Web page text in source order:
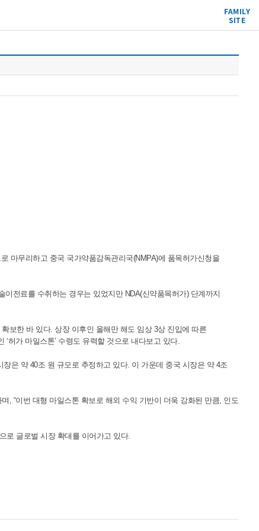
FAMILY
SITE
마무리하고 중국 국가약품감독관리국(NMPA)에 품목허가신청을
전료를 수취하는 경우는 있었지만 NDA(신약품목허가) 단계까지
보한 바 있다. 상장 이후인 올해만 해도 임상 3상 진입에 따른
허가 마일스톤’ 수령도 유력할 것으로 내다보고 있다.
은 약 40조 원 규모로 추정하고 있다. 이 가운데 중국 시장은 약 4조
, “이번 대형 마일스톤 확보로 해외 수익 기반이 더욱 강화된 만큼, 인도
로 글로벌 시장 확대를 이어가고 있다.